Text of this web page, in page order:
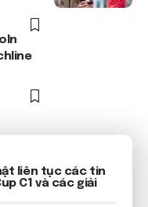
liên tục các tin
C1 và các giải